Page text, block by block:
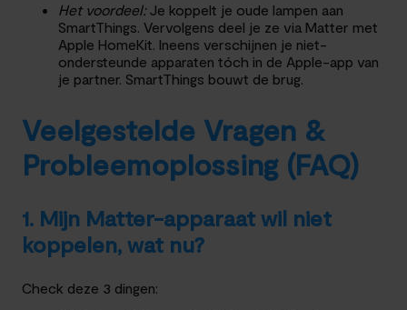
Het voordeel:Je koppelt je oude lampen aan
SmartThings. Vervolgens deel je ze via Matter met
Apple HomeKit. Ineens verschijnen je niet-
ondersteunde apparaten tóch in de Apple-app van
je partner. SmartThings bouwt de brug.
Veelgestelde Vragen &
Probleemoplossing (FAQ)
1. Mijn Matter-apparaat wil niet
koppelen, wat nu?
Check deze 3 dingen: